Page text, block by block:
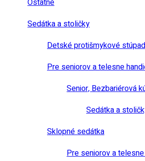
Ostatné
Sedátka a stoličky
Detské protišmykové
Pre seniorov a telesne
Senior, Bezbariérová
Sedátka a
Sklopné sedátka
Pre seniorov a